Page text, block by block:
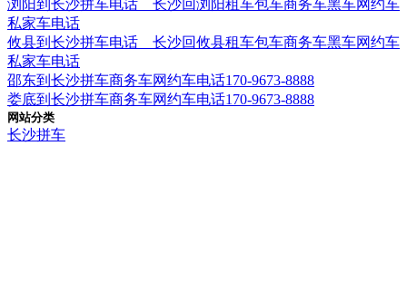
浏阳到长沙拼车电话 长沙回浏阳租车包车商务车黑车网约车
私家车电话
攸县到长沙拼车电话 长沙回攸县租车包车商务车黑车网约车
私家车电话
邵东到长沙拼车商务车网约车电话170-9673-8888
娄底到长沙拼车商务车网约车电话170-9673-8888
网站分类
长沙拼车